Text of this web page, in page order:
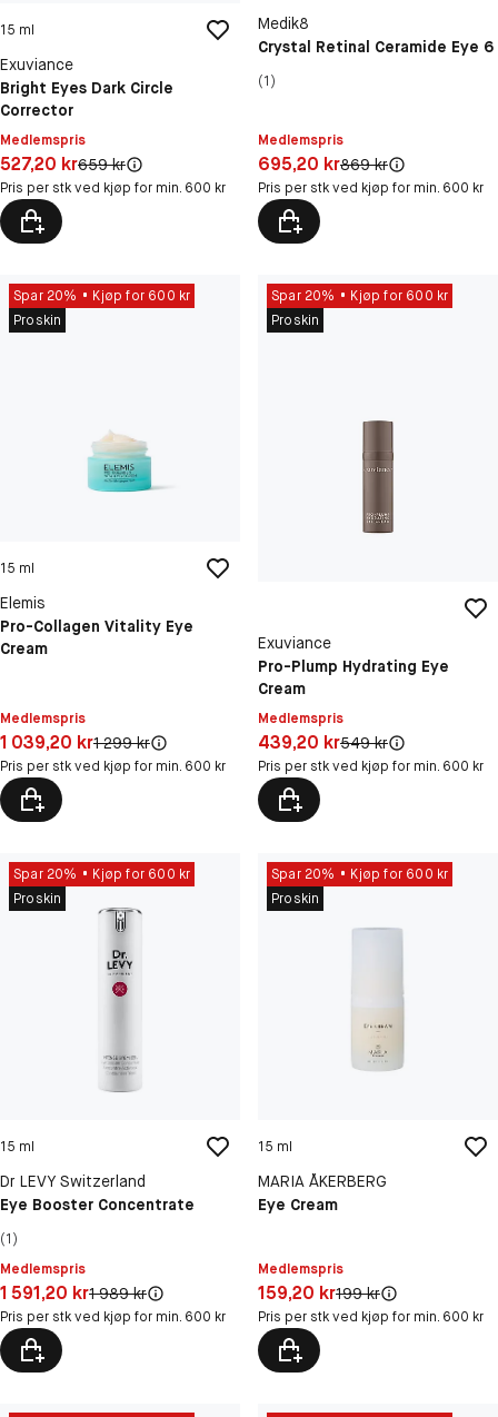
15 ml
Exuviance
Bright Eyes Dark Circle
Corrector
Medlemspris
Pris: 527,20 kr
527,20 krOriginal pris:
659 kr
Pris per stk ved kjøp for min. 600 kr
Medik8
Crystal Retinal Ceramide Eye 6
(1)
Medlemspris
Pris: 695,20 kr
695,20 krOriginal pris:
869 kr
Pris per stk ved kjøp for min. 600 kr
Spar 20%
Kjøp for 600 kr
Proskin
15 ml
Elemis
Pro-Collagen Vitality Eye
Cream
Medlemspris
Pris: 1 039,20 kr
1 039,20 krOriginal pris:
1 299 kr
Pris per stk ved kjøp for min. 600 kr
Spar 20%
Kjøp for 600 kr
Proskin
Exuviance
Pro-Plump Hydrating Eye
Cream
Medlemspris
Pris: 439,20 kr
439,20 krOriginal pris:
549 kr
Pris per stk ved kjøp for min. 600 kr
Spar 20%
Kjøp for 600 kr
Proskin
15 ml
Dr LEVY Switzerland
Eye Booster Concentrate
(1)
Medlemspris
Pris: 1 591,20 kr
1 591,20 krOriginal pris:
1 989 kr
Pris per stk ved kjøp for min. 600 kr
Spar 20%
Kjøp for 600 kr
Proskin
15 ml
MARIA ÅKERBERG
Eye Cream
Medlemspris
Pris: 159,20 kr
159,20 krOriginal pris:
199 kr
Pris per stk ved kjøp for min. 600 kr